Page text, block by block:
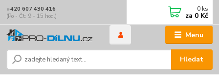
Menu
Hledat
+420 607 430 416
(Po - Čt: 9 - 15 hod.)
0 ks
za 0 Kč